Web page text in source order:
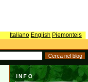
Italiano English Piemonteis
INFO